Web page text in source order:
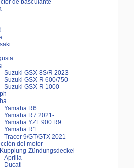
de basculante
Suzuki GSX-8S/R 2023-
Suzuki GSX-R 600/750
Suzuki GSX-R 1000
Yamaha R6
Yamaha R7 2021-
Yamaha YZF 900 R9
Yamaha R1
Tracer 9/GT/GTX 2021-
del motor
Zündungsdeckel
Aprilia
Ducati